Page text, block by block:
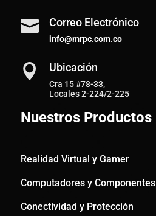
 Correo Electrónico
info@mrpc.com.co
 Ubicación
Cra 15 #78-33,
Locales 2-224/2-225
Nuestros Productos
Realidad Virtual y Gamer
Computadores y Componentes
Conectividad y Protección